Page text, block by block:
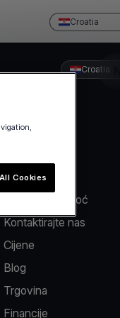
Croatia
Croatia
Prijavi problem
Centar za pomoć
Kontaktirajte nas
Cijene
Blog
Trgovina
Financije
Cookies